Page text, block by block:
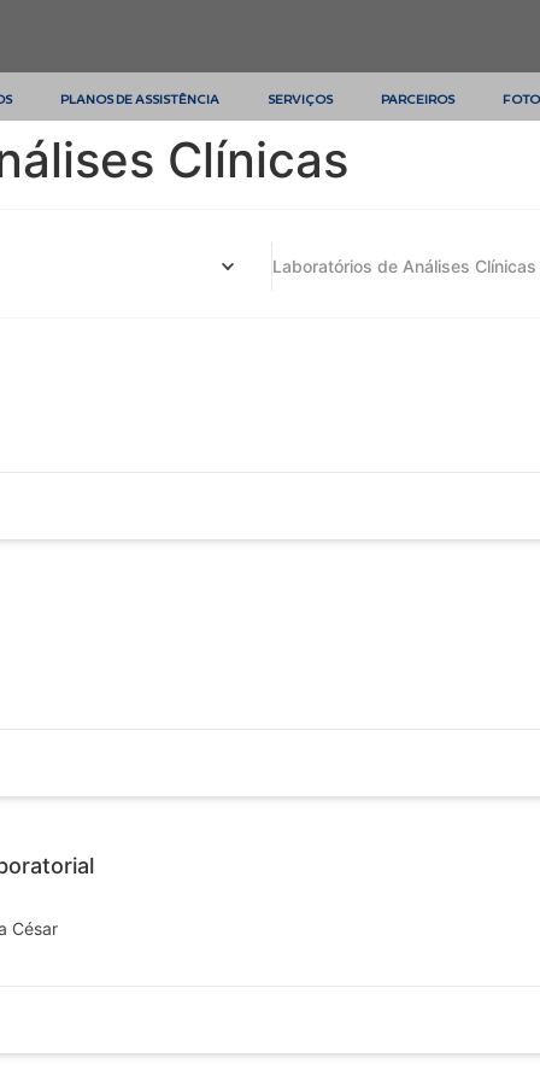
PLANOS DE ASSISTÊNCIA SERVIÇOS PARCEIROS
Clínicas
Laboratórios de Análises Clínicas
César